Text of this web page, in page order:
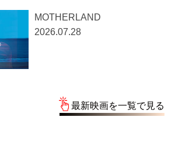
MOTHERLAND
2026.07.28
最新映画を一覧で見る